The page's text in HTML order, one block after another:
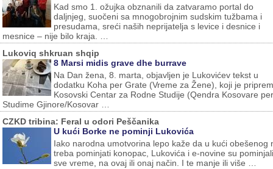
Kad smo 1. ožujka obznanili da zatvaramo portal do
daljnjeg, suočeni sa mnogobrojnim sudskim tužbama i
presudama, sreći naših neprijatelja s levice i desnice i
mesnice – nije bilo kraja. …
Lukoviq shkruan shqip
8 Marsi midis grave dhe burrave
Na Dan žena, 8. marta, objavljen je Lukovićev tekst u
dodatku Koha per Grate (Vreme za Žene), koji je
Kosovski Centar za Rodne Studije (Qendra Kosovare per
Studime Gjinore/Kosovar …
CZKD tribina: Feral u odori Peščanika
U kući Borke ne pominji Lukovića
Iako narodna umotvorina lepo kaže da u kući obešenog
treba pominjati konopac, Lukovića i e-novine su pominjali
sve vreme, na ovaj ili onaj način. I te manje ili više …